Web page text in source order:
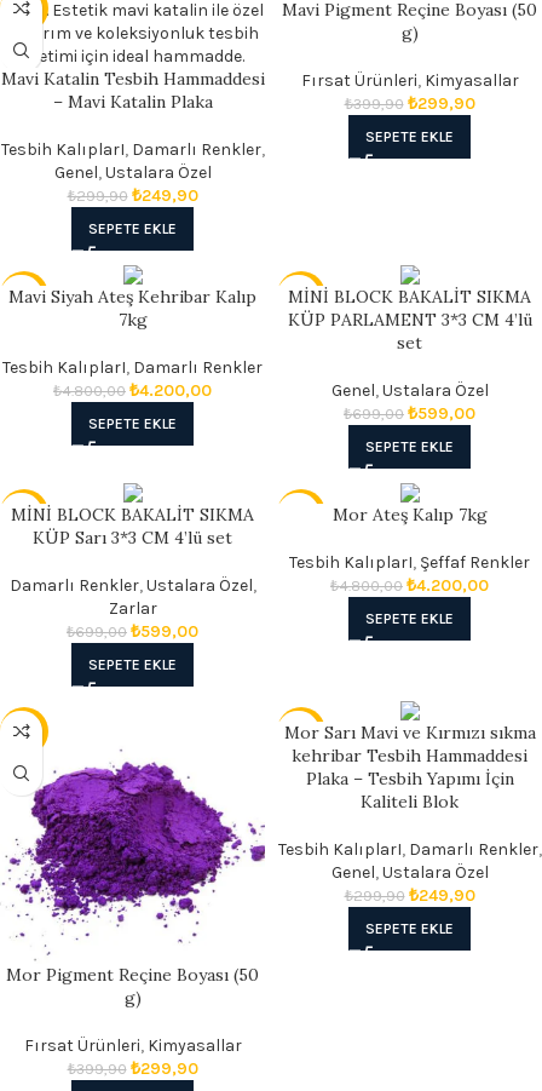
- 17%
Mavi Katalin Tesbih Hammaddesi
– Mavi Katalin Plaka
Tesbih KalıplarI, Damarlı Renkler,
Genel,Ustalara Özel
₺299,90 ₺249,90
SEPETE EKLE
- 25%
Mavi Pigment Reçine Boyası (50
g)
Fırsat Ürünleri, Kimyasallar
₺399,90 ₺299,90
SEPETE EKLE
- 13%
Mavi Siyah Ateş Kehribar Kalıp
7kg
Tesbih KalıplarI, Damarlı Renkler
₺4.800,00 ₺4.200,00
SEPETE EKLE
- 14%
MİNİ BLOCK BAKALİT SIKMA
KÜP PARLAMENT 3*3 CM 4’lü
set
Genel,Ustalara Özel
₺699,00 ₺599,00
SEPETE EKLE
- 14%
MİNİ BLOCK BAKALİT SIKMA
KÜP Sarı 3*3 CM 4’lü set
Damarlı Renkler,Ustalara Özel,
Zarlar
₺699,00 ₺599,00
SEPETE EKLE
Mor Ateş Kalıp 7kg
Tesbih KalıplarI, Şeffaf Renkler
₺4.800,00 ₺4.200,00
SEPETE EKLE
- 25%
Mor Pigment Reçine Boyası (50
g)
Fırsat Ürünleri, Kimyasallar
₺399,90 ₺299,90
- 17%
Mor Sarı Mavi ve Kırmızı sıkma
kehribar Tesbih Hammaddesi
Plaka – Tesbih Yapımı İçin
Kaliteli Blok
Tesbih KalıplarI, Damarlı Renkler,
Genel,Ustalara Özel
₺299,90 ₺249,90
SEPETE EKLE